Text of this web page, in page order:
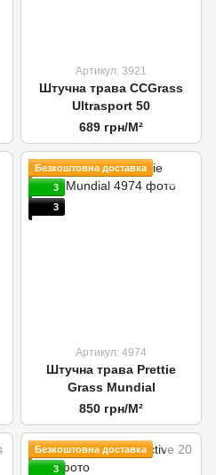
Артикул: 3921
Штучна трава CCGrass
Ultrasport 50
689 грн/М²
Безкоштовна доставка
3
3
Артикул: 4974
Штучна трава Prettie
Grass Mundial
850 грн/М²
Безкоштовна доставка
3